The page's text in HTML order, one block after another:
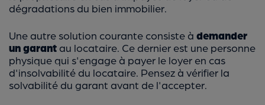
dégradations du bien immobilier.
Une autre solution courante consiste à demander
un garant au locataire. Ce dernier est une personne
physique qui s'engage à payer le loyer en cas
d'insolvabilité du locataire. Pensez à vérifier la
solvabilité du garant avant de l'accepter.